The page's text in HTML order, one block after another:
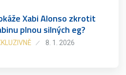
Xabi Alonso zkrotit
plnou silných eg?
8. 1. 2026